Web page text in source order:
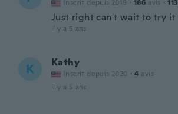
Inscrit depuis 2019 · 186 avis · 113
Just right can't wait to try it
il y a 5 ans
K Kathy
Inscrit depuis 2020 · 4 avis
il y a 5 ans